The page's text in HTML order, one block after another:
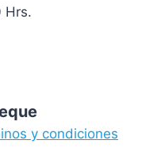
Hrs.
y condiciones